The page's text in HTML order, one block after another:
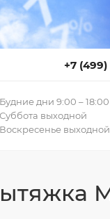
+7
Будние дни 9:00 – 18:00
Суббота выходной
Воскресенье выходной